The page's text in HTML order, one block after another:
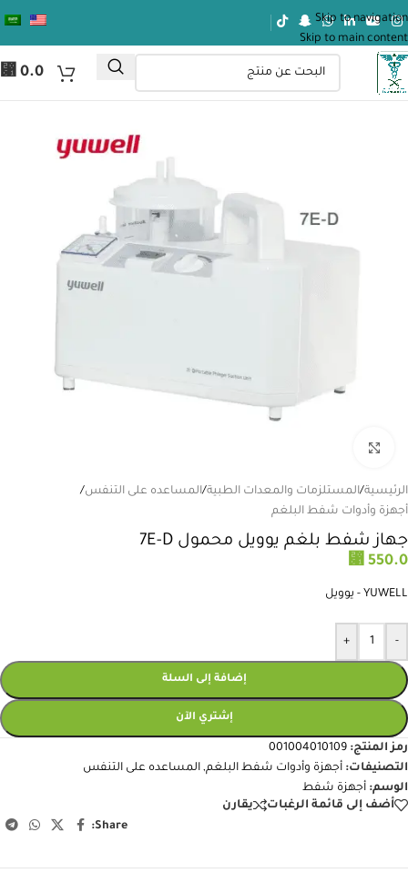
Skip to navigation
Skip to main content
⃁ 0.0
الرئيسية/المستلزمات والمعدات الطبية/المساعده على التنفس/
أجهزة وأدوات شفط البلغم
جهاز شفط بلغم يوويل محمول 7E-D
⃁ 550.0
YUWELL - يوويل
-
+
إضافة إلى السلة
إشتري الآن
رمز المنتج: 001004010109
التصنيفات: أجهزة وأدوات شفط البلغم, المساعده على التنفس
الوسم: أجهزة شفط
أضف إلى قائمة الرغبات
يقارن
Share: